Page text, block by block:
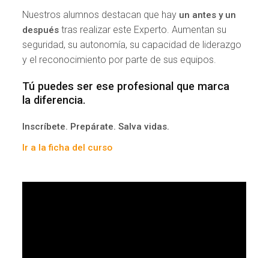
Nuestros alumnos destacan que hay un antes y un
después tras realizar este Experto. Aumentan su
seguridad, su autonomía, su capacidad de liderazgo
y el reconocimiento por parte de sus equipos.
Tú puedes ser ese profesional que marca
la diferencia.
Inscríbete. Prepárate. Salva vidas.
Ir a la ficha del curso